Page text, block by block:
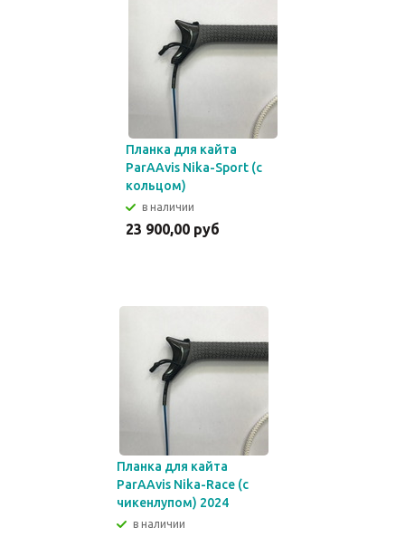
Планка для кайта
ParAAvis Nika-Sport (с
кольцом)
в наличии
23 900,00 руб
Планка для кайта
ParAAvis Nika-Race (с
чикенлупом) 2024
в наличии